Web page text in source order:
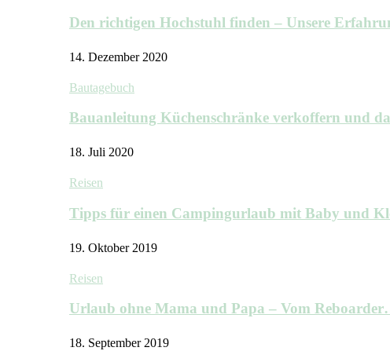
Den richtigen Hochstuhl finden – Unsere
14. Dezember 2020
Bautagebuch
Bauanleitung Küchenschränke verkoffern und
18. Juli 2020
Reisen
Tipps für einen Campingurlaub mit Baby und
19. Oktober 2019
Reisen
Urlaub ohne Mama und Papa – Vom
18. September 2019